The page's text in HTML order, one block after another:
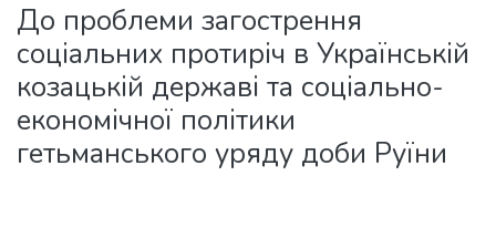
До проблеми загострення
соціальних протиріч в Українській
козацькій державі та соціально-
економічної політики
гетьманського уряду доби Руїни